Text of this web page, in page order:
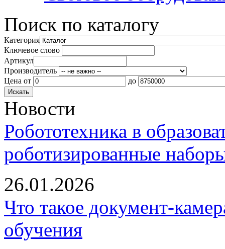
Поиск по каталогу
Категория
Ключевое слово
Артикул
Производитель
Цена от до
Новости
Робототехника в
роботизированные
26.01.2026
Что такое документ-
обучения